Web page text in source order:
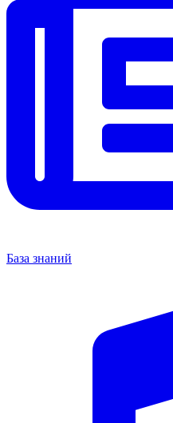
База знаний